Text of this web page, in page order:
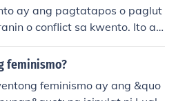
ay ang pagtatapos o paglut
o conflict sa kwento. Ito ay
ang mga pangyayari
ng kasagutan o solusyon.
feminismo?
feminismo ay ang &quo